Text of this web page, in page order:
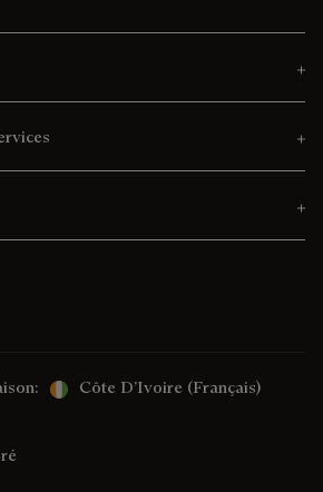
Côte D’Ivoire (français)